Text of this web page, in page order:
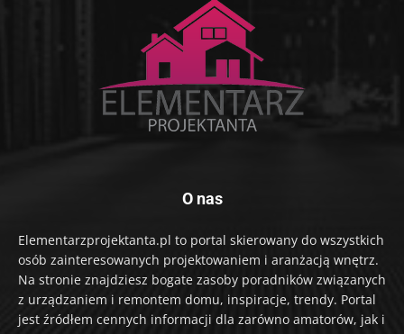
O nas
Elementarzprojektanta.pl to portal skierowany do wszystkich
osób zainteresowanych projektowaniem i aranżacją wnętrz.
Na stronie znajdziesz bogate zasoby poradników związanych
z urządzaniem i remontem domu, inspiracje, trendy. Portal
jest źródłem cennych informacji dla zarówno amatorów, jak i